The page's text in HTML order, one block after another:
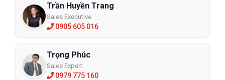
Trần Huyền Trang
Sales Executive
0905 605 016
Trọng Phúc
Sales Expert
0979 775 160